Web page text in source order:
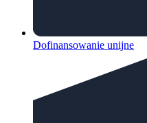
Dofinansowanie unijne